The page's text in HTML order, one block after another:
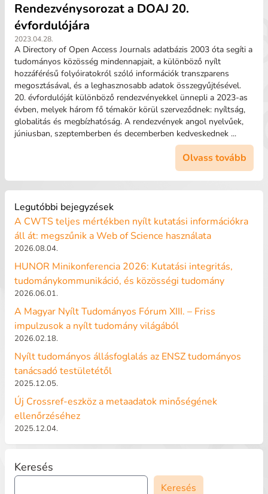
Rendezvénysorozat a DOAJ 20.
évfordulójára
2023.04.28.
A Directory of Open Access Journals adatbázis 2003 óta segíti a
tudományos közösség mindennapjait, a különböző nyílt
hozzáférésű folyóiratokról szóló információk transzparens
megosztásával, és a leghasznosabb adatok összegyűjtésével.
20. évfordulóját különböző rendezvényekkel ünnepli a 2023-as
évben, melyek három fő témakör körül szerveződnek: nyíltság,
globalitás és megbízhatóság. A rendezvények angol nyelvűek,
júniusban, szeptemberben és decemberben kedveskednek ...
Olvass tovább
Legutóbbi bejegyzések
A CWTS teljes mértékben nyílt kutatási információkra
áll át: megszűnik a Web of Science használata
2026.08.04.
HUNOR Minikonferencia 2026: Kutatási integritás,
tudománykommunikáció, és közösségi tudomány
2026.06.01.
A Magyar Nyílt Tudományos Fórum XIII. – Friss
impulzusok a nyílt tudomány világából
2026.02.18.
Nyílt tudományos állásfoglalás az ENSZ tudományos
tanácsadó testületétől
2025.12.05.
Új Crossref-eszköz a metaadatok minőségének
ellenőrzéséhez
2025.12.04.
Keresés
Keresés